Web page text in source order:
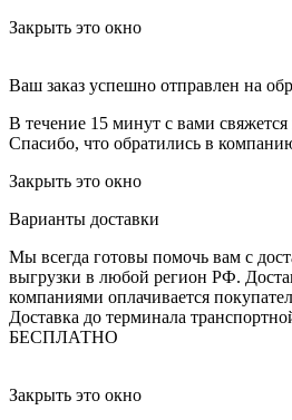
Закрыть это окно
Ваш заказ успешно отправлен на
В течение 15 минут с вами
Спасибо, что обратились в
Закрыть это окно
Варианты доставки
Мы всегда готовы помочь вам с
выгрузки в любой регион РФ.
компаниями оплачивается
Доставка до терминала
БЕСПЛАТНО
Закрыть это окно